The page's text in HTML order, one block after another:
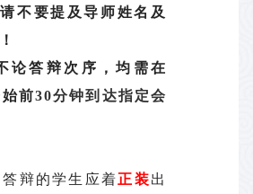
不要提及导师姓名及
论答辩次序，均需在
前30分钟到达指定会
答辩的学生应着正装出